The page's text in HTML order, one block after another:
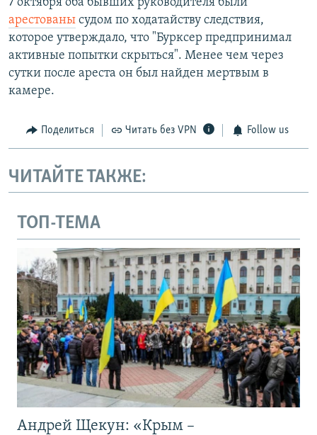
7 октября оба бывших руководителя были
арестованы судом по ходатайству следствия,
которое утверждало, что "Бурксер предпринимал
активные попытки скрыться". Менее чем через
сутки после ареста он был найден мертвым в
камере.
Поделиться Читать без VPN Follow us
ЧИТАЙТЕ ТАКЖЕ:
ТОП-ТЕМА
Андрей Щекун: «Крым –